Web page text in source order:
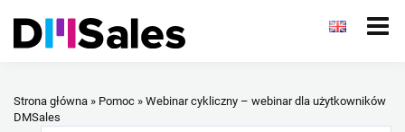
Strona główna » Pomoc » Webinar cykliczny – webinar dla użytkowników
DMSales